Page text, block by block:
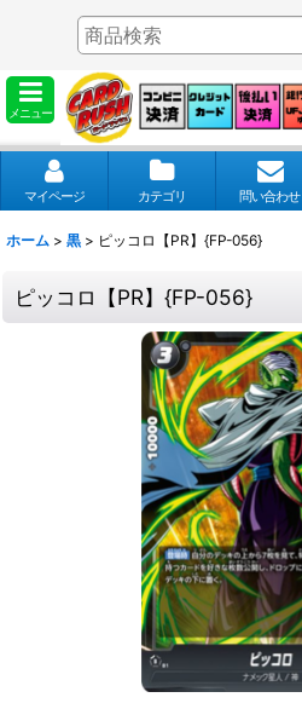
メニュー
マイページ カテゴリ 問い合わせ
ホーム > 黒 > ピッコロ【PR】{FP-056}
ピッコロ【PR】{FP-056}